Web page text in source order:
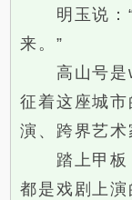
明玉说：“
来。”
高山号是w
征着这座城
演、跨界艺术
踏上甲板，
都是戏剧上